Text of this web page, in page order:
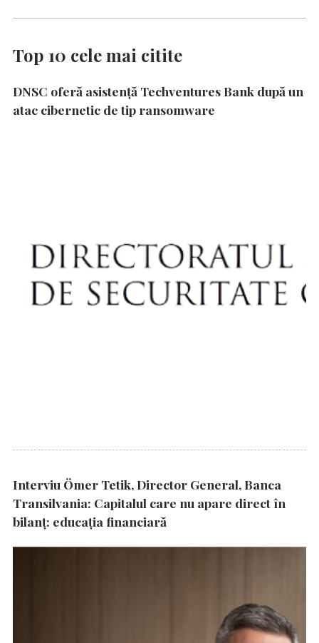
Top 10 cele mai citite
DNSC oferă asistență Techventures Bank după un
atac cibernetic de tip ransomware
Interviu Ömer Tetik, Director General, Banca
Transilvania: Capitalul care nu apare direct în
bilanț: educația financiară